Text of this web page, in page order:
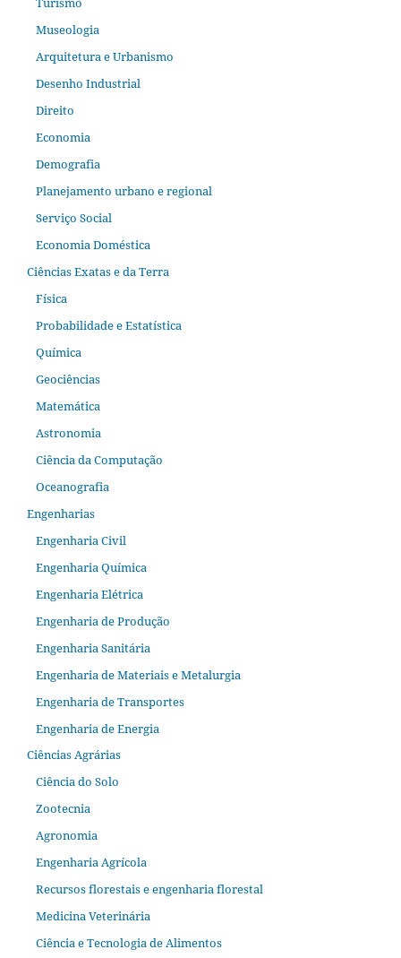
Museologia
Arquitetura e Urbanismo
Desenho Industrial
Direito
Economia
Demografia
Planejamento urbano e regional
Serviço Social
Economia Doméstica
Ciências Exatas e da Terra
Física
Probabilidade e Estatística
Química
Geociências
Matemática
Astronomia
Ciência da Computação
Oceanografia
Engenharias
Engenharia Civil
Engenharia Química
Engenharia Elétrica
Engenharia de Produção
Engenharia Sanitária
Engenharia de Materiais e Metalurgia
Engenharia de Transportes
Engenharia de Energia
Ciências Agrárias
Ciência do Solo
Zootecnia
Agronomia
Engenharia Agrícola
Recursos florestais e engenharia florestal
Medicina Veterinária
Ciência e Tecnologia de Alimentos